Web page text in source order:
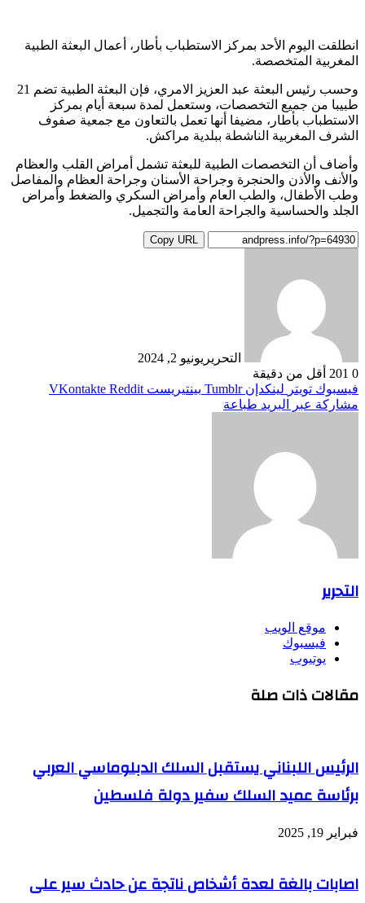
انطلقت اليوم الأحد بمركز الاستطباب بأطار، أعمال البعثة الطبية
المغربية المتخصصة.
وحسب رئيس البعثة عبد العزيز الامري، فإن البعثة الطبية تضم 21
طبيبا من جميع التخصصات، وستعمل لمدة سبعة أيام بمركز
الاستطباب بأطار، مضيفا أنها تعمل بالتعاون مع جمعية صفوف
الشرف المغربية الناشطة ببلدية مراكش.
وأضاف أن التخصصات الطبية للبعثة تشمل أمراض القلب والعظام
والأنف والأذن والحنجرة وجراحة الأسنان وجراحة العظام والمفاصل
وطب الأطفال، والطب العام وأمراض السكري والضغط وأمراض
الجلد والحساسية والجراحة العامة والتجميل.
Copy URL
التحرير يونيو 2, 2024
0
أقل من دقيقة
فيسبوك تويتر لينكدإن بينتيريست
مشاركة عبر البريد طباعة
التحرير
موقع الويب
فيسبوك
يوتيوب
مقالات ذات صلة
الرئيس اللبناني يستقبل السلك الدبلوماسي العربي
برئاسة عميد السلك سفير دولة فلسطين
فبراير 19, 2025
اصابات بالغة لعدة أشخاص ناتجة عن حادث سير على